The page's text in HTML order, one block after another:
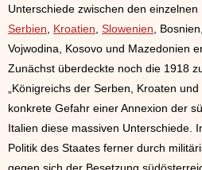
Unterschiede zwischen den
Serbien, Kroatien, Slowenien, Bosnien,
Vojwodina, Kosovo und Mazedonien
Zunächst überdeckte noch die 1918
„Königreichs der Serben, Kroaten
konkrete Gefahr einer Annexion der
Italien diese massiven Unterschiede.
Politik des Staates ferner durch